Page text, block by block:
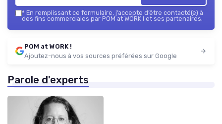
* En remplissant ce formulaire, j’accepte d’être contacté(e) à
des fins commerciales par POM at WORK ! et ses partenaires.
POM at WORK !
Ajoutez-nous à vos sources préférées sur Google
Parole d'experts